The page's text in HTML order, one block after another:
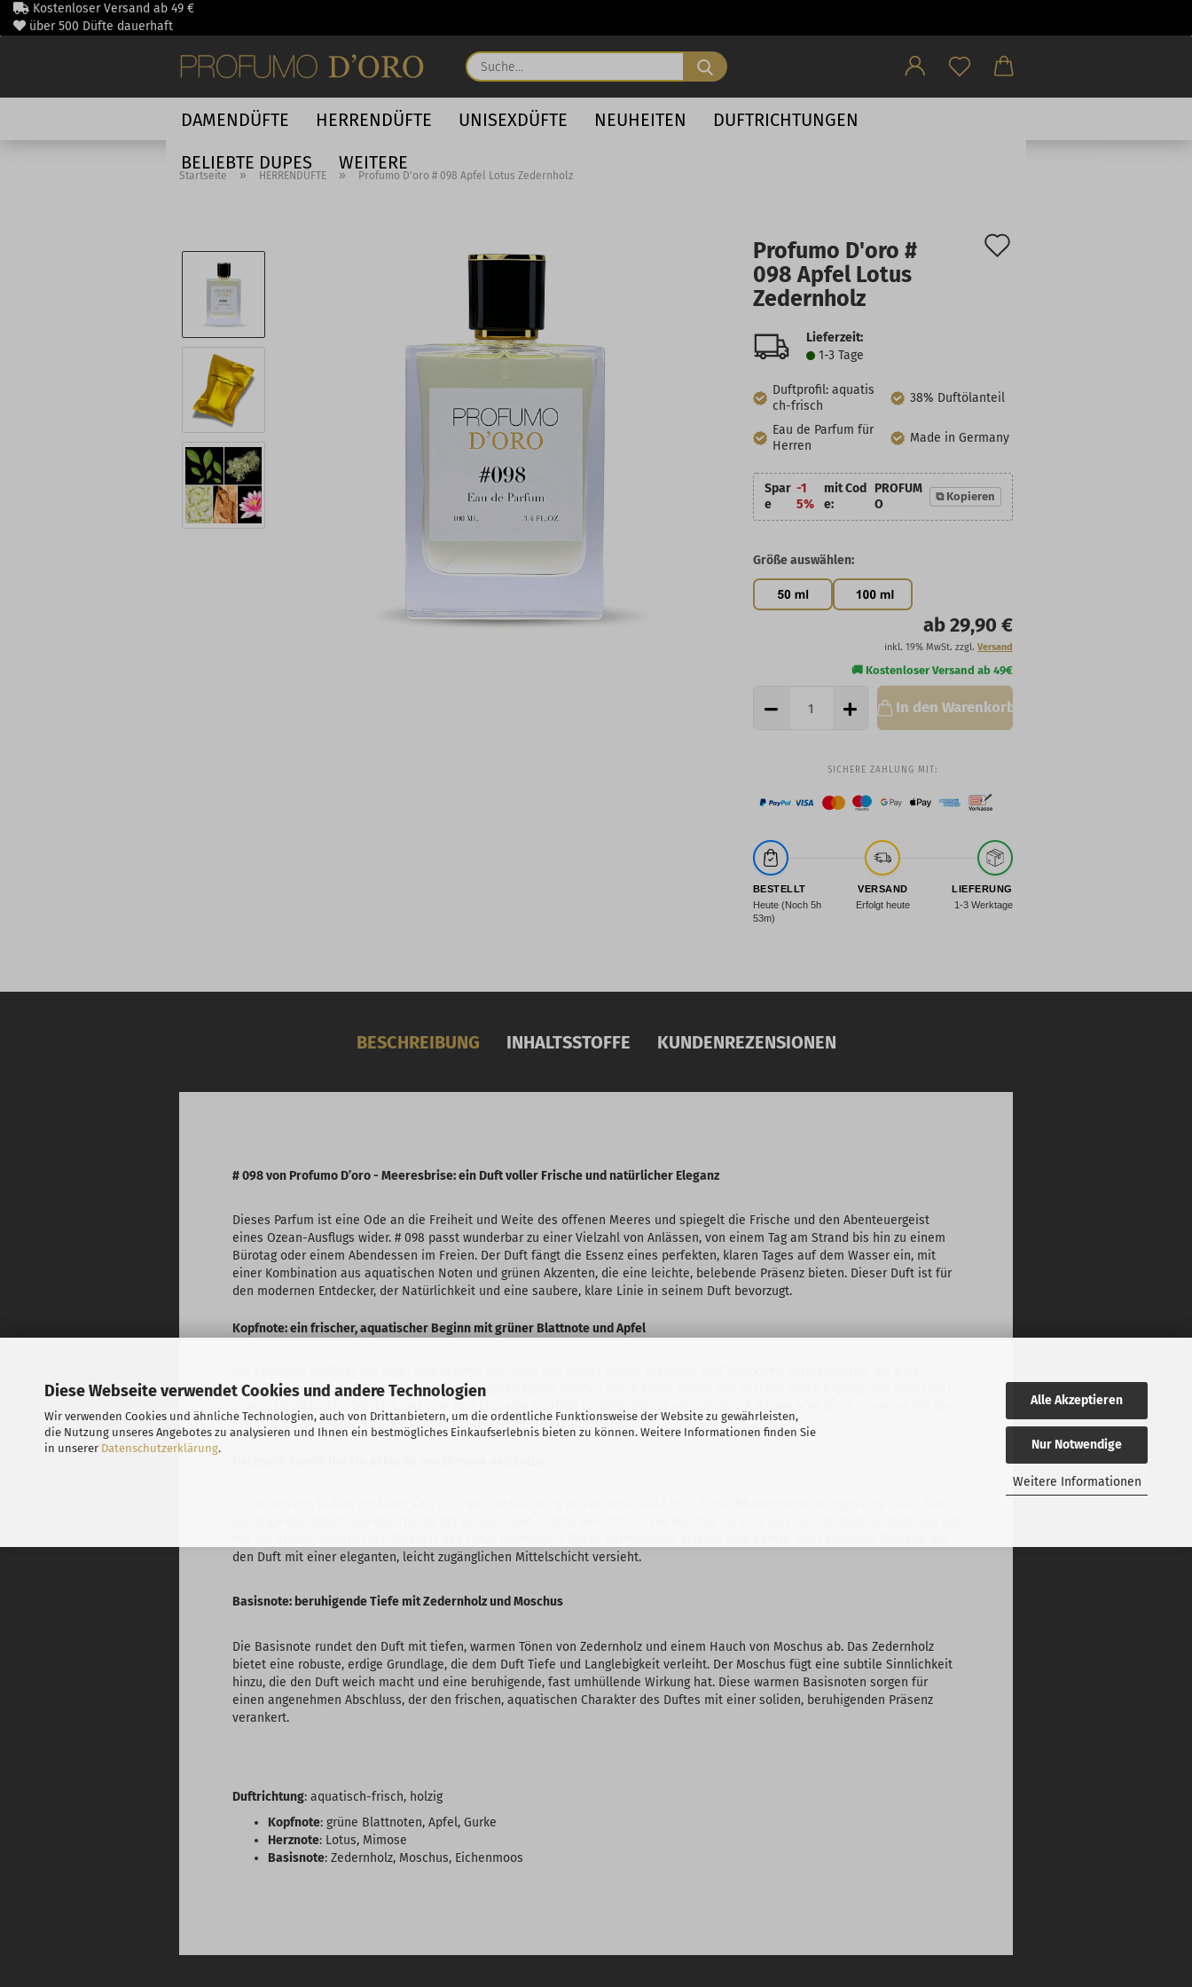
Diese Webseite verwendet Cookies und andere Technologien
Wir verwenden Cookies und ähnliche Technologien, auch von Drittanbietern, um die ordentliche Funktionsweise der Website zu gewährleisten,
die Nutzung unseres Angebotes zu analysieren und Ihnen ein bestmögliches Einkaufserlebnis bieten zu können. Weitere Informationen finden Sie
in unserer Datenschutzerklärung.
Alle Akzeptieren
Nur Notwendige
Weitere Informationen
Direkt
zum
Suche...
Kostenloser Versand ab 49 €
über 500 Düfte dauerhaft
DAMENDÜFTE HERRENDÜFTE UNISEXDÜFTE NEUHEITEN
DUFTRICHTUNGEN
BELIEBTE DUPES
WEITERE
Startseite » HERRENDÜFTE » Profumo D'oro # 098 Apfel Lotus Zedernholz
Profumo D'oro #
098 Apfel Lotus
Zedernholz
Lieferzeit:
1-3 Tage
Duftprofil: aquatis
ch-frisch
38% Duftölanteil
Eau de Parfum für
Herren
Made in Germany
Spar
e
-1
5%
mit Cod
e:
PROFUM
O
⧉ Kopieren
Größe auswählen:
ab 29,90 €
inkl. 19% MwSt. zzgl. Versand
In den Warenkorb
BESTELLT
Heute (Noch 5h
53m)
VERSAND
Erfolgt heute
LIEFERUNG
1-3 Werktage
BESCHREIBUNG INHALTSSTOFFE KUNDENREZENSIONEN
# 098 von Profumo D’oro - Meeresbrise: ein Duft voller Frische und natürlicher Eleganz
Dieses Parfum ist eine Ode an die Freiheit und Weite des offenen Meeres und spiegelt die Frische und den Abenteuergeist
eines Ozean-Ausflugs wider. # 098 passt wunderbar zu einer Vielzahl von Anlässen, von einem Tag am Strand bis hin zu einem
Bürotag oder einem Abendessen im Freien. Der Duft fängt die Essenz eines perfekten, klaren Tages auf dem Wasser ein, mit
einer Kombination aus aquatischen Noten und grünen Akzenten, die eine leichte, belebende Präsenz bieten. Dieser Duft ist für
den modernen Entdecker, der Natürlichkeit und eine saubere, klare Linie in seinem Duft bevorzugt.
Kopfnote: ein frischer, aquatischer Beginn mit grüner Blattnote und Apfel
sofortige Erfrischung bieten. Diese klaren, frischen Noten werden durch einen Hauch von frischer Gurke ergänzt, der dem Duft
Sinne weckt und eine Aura der Reinheit und Jugendlichkeit ausstrahlt.
den Duft mit einer eleganten, leicht zugänglichen Mittelschicht versieht.
Basisnote: beruhigende Tiefe mit Zedernholz und Moschus
Die Basisnote rundet den Duft mit tiefen, warmen Tönen von Zedernholz und einem Hauch von Moschus ab. Das Zedernholz
bietet eine robuste, erdige Grundlage, die dem Duft Tiefe und Langlebigkeit verleiht. Der Moschus fügt eine subtile Sinnlichkeit
hinzu, die den Duft weich macht und eine beruhigende, fast umhüllende Wirkung hat. Diese warmen Basisnoten sorgen für
einen angenehmen Abschluss, der den frischen, aquatischen Charakter des Duftes mit einer soliden, beruhigenden Präsenz
verankert.
Duftrichtung: aquatisch-frisch, holzig
Kopfnote: grüne Blattnoten, Apfel, Gurke
Herznote: Lotus, Mimose
Basisnote: Zedernholz, Moschus, Eichenmoos